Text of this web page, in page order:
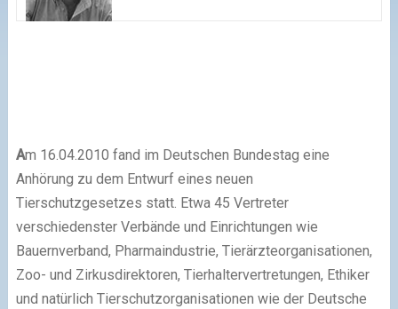
Am 16.04.2010 fand im Deutschen Bundestag eine
Anhörung zu dem Entwurf eines neuen
Tierschutzgesetzes statt. Etwa 45 Vertreter
verschiedenster Verbände und Einrichtungen wie
Bauernverband, Pharmaindustrie, Tierärzteorganisationen,
Zoo- und Zirkusdirektoren, Tierhaltervertretungen, Ethiker
und natürlich Tierschutzorganisationen wie der Deutsche